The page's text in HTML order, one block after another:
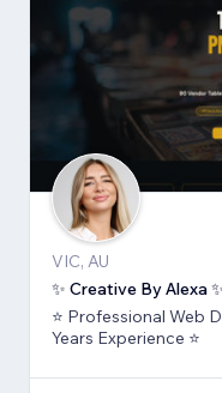
VIC, AU
✨ Creative By Alexa
⭐ Professional Web
Years Experience ⭐